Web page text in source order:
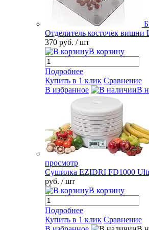
Отделитель косточек вишни
370 руб. / шт
В корзину
Подробнее
Купить в 1 клик Сравнение
В избранное
В
просмотр
Сушилка EZIDRI FD1000
руб. / шт
В корзину
Подробнее
Купить в 1 клик Сравнение